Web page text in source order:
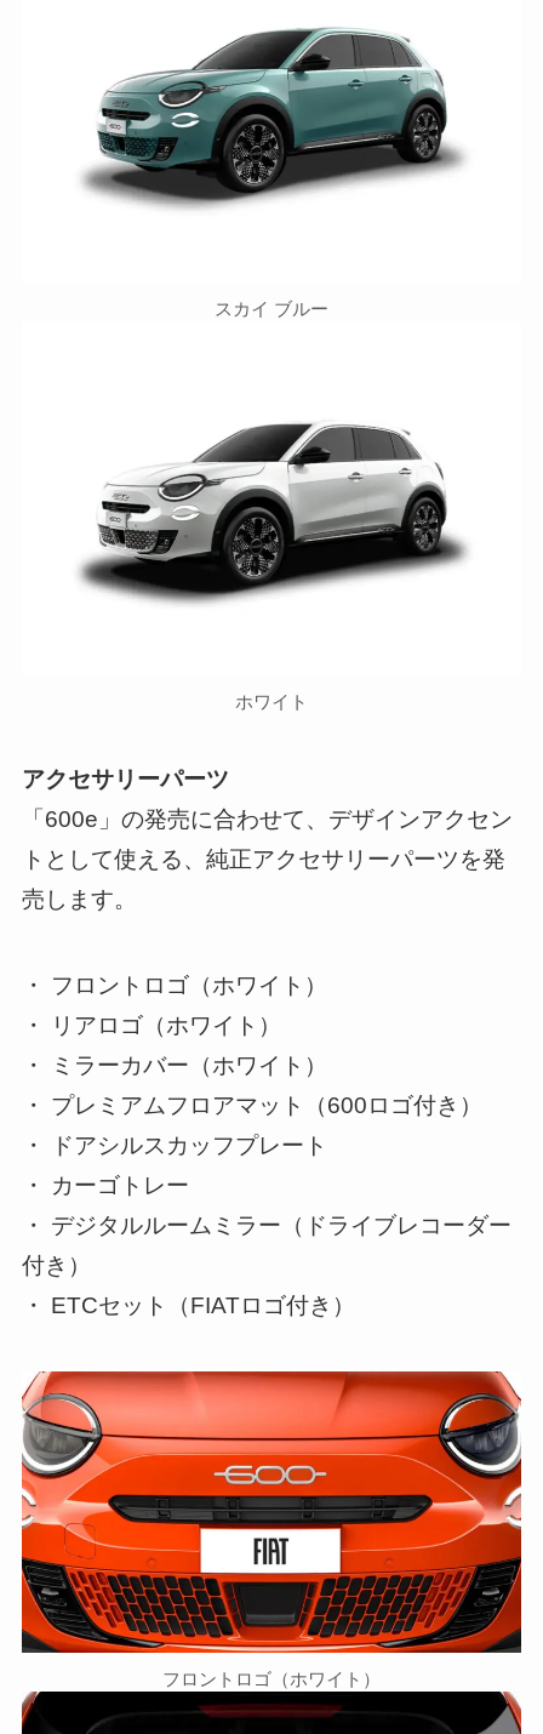
スカイ ブルー
ホワイト
アクセサリーパーツ
「600e」の発売に合わせて、デザインアクセン
トとして使える、純正アクセサリーパーツを発
売します。
・ フロントロゴ（ホワイト）
・ リアロゴ（ホワイト）
・ ミラーカバー（ホワイト）
・ プレミアムフロアマット（600ロゴ付き）
・ ドアシルスカッフプレート
・ カーゴトレー
・ デジタルルームミラー（ドライブレコーダー
付き）
・ ETCセット（FIATロゴ付き）
フロントロゴ（ホワイト）